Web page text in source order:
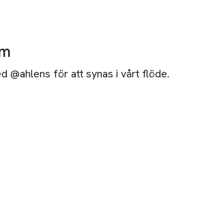
@ahlens för att synas i vårt flöde.